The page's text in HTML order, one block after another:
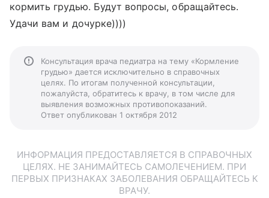
кормить грудью. Будут вопросы, обращайтесь.
Удачи вам и дочурке))))
Консультация врача педиатра на тему «Кормление
грудью» дается исключительно в справочных
целях. По итогам полученной консультации,
пожалуйста, обратитесь к врачу, в том числе для
выявления возможных противопоказаний.
Ответ опубликован 1 октября 2012
ИНФОРМАЦИЯ ПРЕДОСТАВЛЯЕТСЯ В СПРАВОЧНЫХ
ЦЕЛЯХ. НЕ ЗАНИМАЙТЕСЬ САМОЛЕЧЕНИЕМ. ПРИ
ПЕРВЫХ ПРИЗНАКАХ ЗАБОЛЕВАНИЯ ОБРАЩАЙТЕСЬ К
ВРАЧУ.